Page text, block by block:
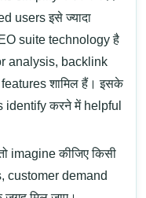
users इसे ज्यादा
suite technology है
analysis, backlink
features शामिल हैं। इसके
करने में helpful
imagine कीजिए किसी
customer demand